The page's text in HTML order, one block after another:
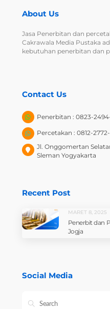
About Us
Jasa Penerbitan dan
Cakrawala Media Pustaka
kebutuhan penerbitan dan
Contact Us
Penerbitan : 0823-
Percetakan : 0812-
Jl. Onggomertan
Sleman Yogyakarta
Recent Post
MARET 8, 2025
Penerbit dan
Jogja
Social Media